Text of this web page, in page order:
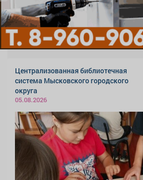
Централизованная библиотечная
система Мысковского городского
округа
05.08.2026